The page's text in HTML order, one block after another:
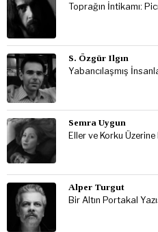
Toprağın İntikamı:
S. Özgür Ilgın
Yabancılaşmış
Semra Uygun
Eller ve Korku
Alper Turgut
Bir Altın Portakal